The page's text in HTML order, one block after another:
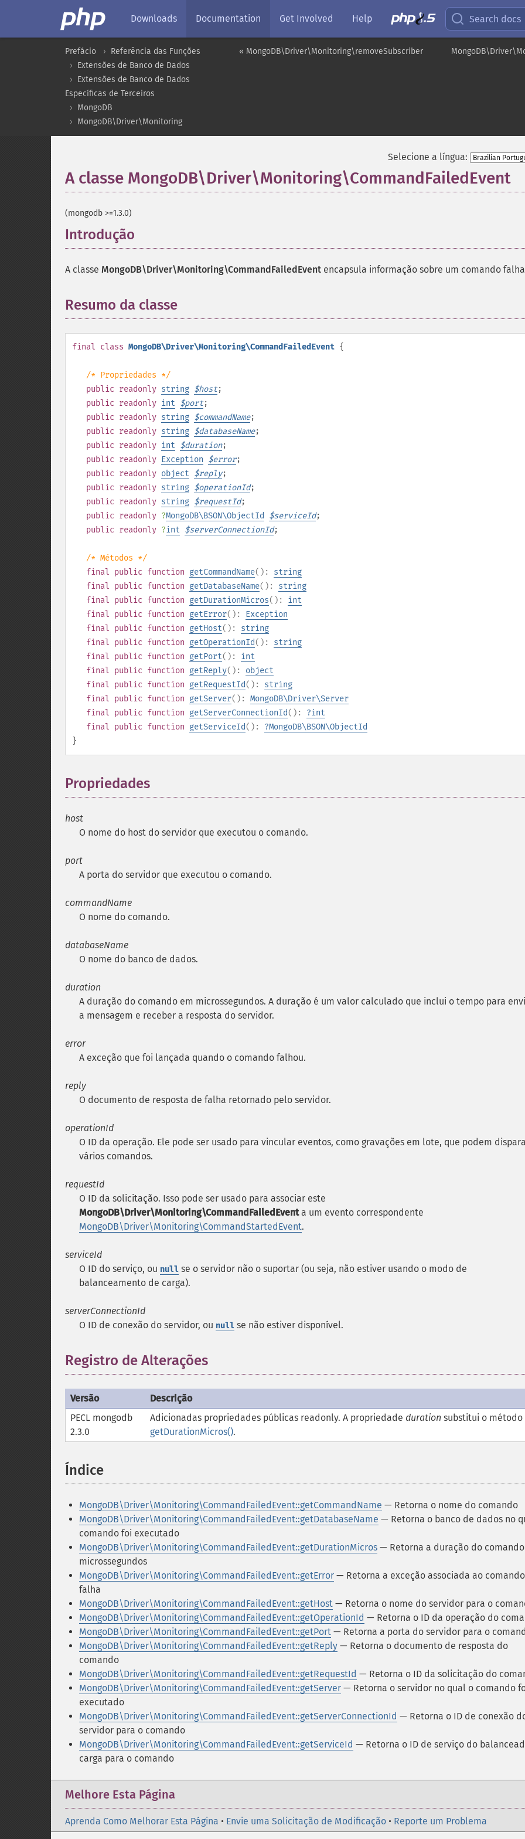
Downloads Documentation Get Involved Help Search docs
« MongoDB\Driver\Monitoring\removeSubscriber
Prefácio
Referência das Funções
Extensões de Banco de Dados
Extensões de Banco de Dados
Específicas de Terceiros
MongoDB
MongoDB\Driver\Monitoring
Selecione a língua:
A classe MongoDB\Driver\Monitoring\CommandFailedEvent
(mongodb >=1.3.0)
Introdução
A classe MongoDB\Driver\Monitoring\CommandFailedEvent encapsula informação sobre um comando
Resumo da classe
final class MongoDB\Driver\Monitoring\CommandFailedEvent {
/* Propriedades */
public readonly string $host;
public readonly int $port;
public readonly string $commandName;
public readonly string $databaseName;
public readonly int $duration;
public readonly Exception $error;
public readonly object $reply;
public readonly string $operationId;
public readonly string $requestId;
public readonly ?MongoDB\BSON\ObjectId $serviceId;
public readonly ?int $serverConnectionId;
/* Métodos */
final public function getCommandName(): string
final public function getDatabaseName(): string
final public function getDurationMicros(): int
final public function getError(): Exception
final public function getHost(): string
final public function getOperationId(): string
final public function getPort(): int
final public function getReply(): object
final public function getRequestId(): string
final public function getServer(): MongoDB\Driver\Server
final public function getServerConnectionId(): ?int
final public function getServiceId(): ?MongoDB\BSON\ObjectId
}
Propriedades
host
O nome do host do servidor que executou o comando.
port
A porta do servidor que executou o comando.
commandName
O nome do comando.
databaseName
O nome do banco de dados.
duration
A duração do comando em microssegundos. A duração é um valor calculado que inclui o tempo para
a mensagem e receber a resposta do servidor.
error
A exceção que foi lançada quando o comando falhou.
reply
O documento de resposta de falha retornado pelo servidor.
operationId
O ID da operação. Ele pode ser usado para vincular eventos, como gravações em lote, que podem
vários comandos.
requestId
O ID da solicitação. Isso pode ser usado para associar este
MongoDB\Driver\Monitoring\CommandFailedEventa um evento correspondente
MongoDB\Driver\Monitoring\CommandStartedEvent.
serviceId
O ID do serviço, ou null se o servidor não o suportar (ou seja, não estiver usando o modo de
balanceamento de carga).
serverConnectionId
O ID de conexão do servidor, ou null se não estiver disponível.
Registro de Alterações
Versão
Descrição
PECL mongodb
2.3.0
Adicionadas propriedades públicas readonly. A propriedade duration substitui o método
getDurationMicros().
Índice
MongoDB\Driver\Monitoring\CommandFailedEvent::getCommandName — Retorna o nome do comando
MongoDB\Driver\Monitoring\CommandFailedEvent::getDatabaseName — Retorna o banco de dados no
comando foi executado
MongoDB\Driver\Monitoring\CommandFailedEvent::getDurationMicros — Retorna a duração do
microssegundos
MongoDB\Driver\Monitoring\CommandFailedEvent::getError — Retorna a exceção associada ao
falha
MongoDB\Driver\Monitoring\CommandFailedEvent::getHost — Retorna o nome do servidor para o
MongoDB\Driver\Monitoring\CommandFailedEvent::getOperationId — Retorna o ID da operação do
MongoDB\Driver\Monitoring\CommandFailedEvent::getPort — Retorna a porta do servidor para o
MongoDB\Driver\Monitoring\CommandFailedEvent::getReply — Retorna o documento de resposta do
comando
MongoDB\Driver\Monitoring\CommandFailedEvent::getRequestId — Retorna o ID da solicitação do
MongoDB\Driver\Monitoring\CommandFailedEvent::getServer — Retorna o servidor no qual o comando
executado
MongoDB\Driver\Monitoring\CommandFailedEvent::getServerConnectionId — Retorna o ID de conexão
servidor para o comando
MongoDB\Driver\Monitoring\CommandFailedEvent::getServiceId — Retorna o ID de serviço do
carga para o comando
Melhore Esta Página
Aprenda Como Melhorar Esta Página • Envie uma Solicitação de Modificação • Reporte um Problema